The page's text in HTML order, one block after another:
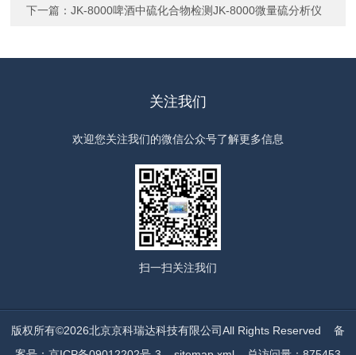
下一篇：JK-8000啤酒中硫化合物检测JK-8000微量硫分析仪
关注我们
欢迎您关注我们的微信公众号了解更多信息
扫一扫关注我们
版权所有©2026北京京科瑞达科技有限公司All Rights Reserved 备